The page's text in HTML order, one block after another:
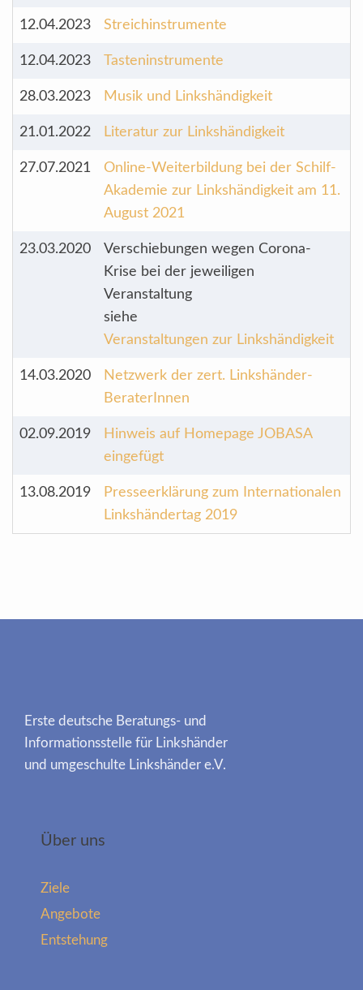
12.04.2023 Streichinstrumente
12.04.2023 Tasteninstrumente
28.03.2023 Musik und Linkshändigkeit
21.01.2022 Literatur zur Linkshändigkeit
27.07.2021
Online-Weiterbildung bei der Schilf-
Akademie zur Linkshändigkeit am 11.
August 2021
23.03.2020
Verschiebungen wegen Corona-
Krise bei der jeweiligen
Veranstaltung
siehe
Veranstaltungen zur Linkshändigkeit
14.03.2020
Netzwerk der zert. Linkshänder-
BeraterInnen
02.09.2019
Hinweis auf Homepage JOBASA
eingefügt
13.08.2019
Presseerklärung zum Internationalen
Linkshändertag 2019
Erste deutsche Beratungs- und
Informationsstelle für Linkshänder
und umgeschulte Linkshänder e.V.
Über uns
Ziele
Angebote
Entstehung